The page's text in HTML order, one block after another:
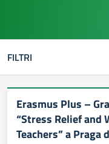
FILTRI
Erasmus Plus –
“Stress Relief
Teachers” a